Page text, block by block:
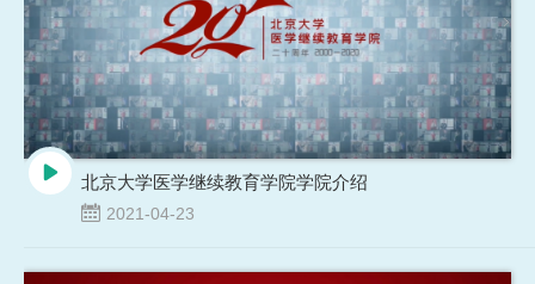
北京大学医学继续教育学院学院介绍
2021-04-23